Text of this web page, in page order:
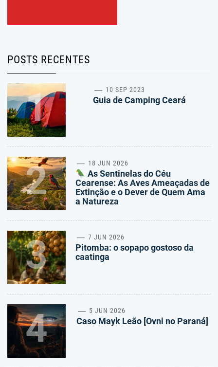
POSTS RECENTES
1 10 SEP 2023
Guia de Camping Ceará
2 18 JUN 2026
As Sentinelas do Céu
Cearense: As Aves Ameaçadas de
Extinção e o Dever de Quem Ama
a Natureza
3 7 JUN 2026
Pitomba: o sopapo gostoso da
caatinga
4 5 JUN 2026
Caso Mayk Leão [Ovni no Paraná]